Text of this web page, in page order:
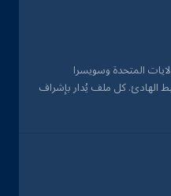
المتحدة وسويسرا
الهادئ. كل ملف يُدار بإشراف